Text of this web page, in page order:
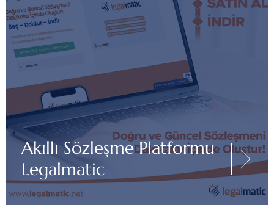
Akıllı Sözleşme Platformu
Legalmatic